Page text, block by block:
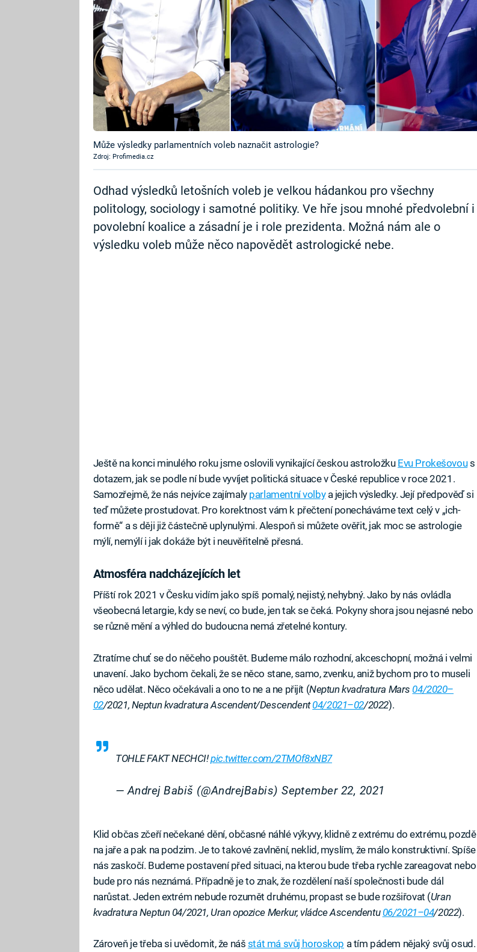
Může výsledky parlamentních voleb naznačit astrologie?
Zdroj: Profimedia.cz
Odhad výsledků letošních voleb je velkou hádankou pro všechny
politology, sociology i samotné politiky. Ve hře jsou mnohé předvolební i
povolební koalice a zásadní je i role prezidenta. Možná nám ale o
výsledku voleb může něco napovědět astrologické nebe.
Ještě na konci minulého roku jsme oslovili vynikající českou astroložku Evu Prokešovous
dotazem, jak se podle ní bude vyvíjet politická situace v České republice v roce 2021.
Samozřejmě, že nás nejvíce zajímaly parlamentní volbya jejich výsledky. Její předpověď si
teď můžete prostudovat. Pro korektnost vám k přečtení ponecháváme text celý v „ich-
formě“ a s ději již částečně uplynulými. Alespoň si můžete ověřit, jak moc se astrologie
mýlí, nemýlí i jak dokáže být i neuvěřitelně přesná.
Atmosféra nadcházejících let
Příští rok 2021 v Česku vidím jako spíš pomalý, nejistý, nehybný. Jako by nás ovládla
všeobecná letargie, kdy se neví, co bude, jen tak se čeká. Pokyny shora jsou nejasné nebo
se různě mění a výhled do budoucna nemá zřetelné kontury.
Ztratíme chuť se do něčeho pouštět. Budeme málo rozhodní, akceschopní, možná i velmi
unavení. Jako bychom čekali, že se něco stane, samo, zvenku, aniž bychom pro to museli
něco udělat. Něco očekávali a ono to ne a ne přijít (Neptun kvadratura Mars 04/2020–
02/2021, Neptun kvadratura Ascendent/Descendent04/2021–02/2022).
TOHLE FAKT NECHCI!pic.twitter.com/2TMOf8xNB7
— Andrej Babiš (@AndrejBabis)September 22, 2021
Klid občas zčeří nečekané dění, občasné náhlé výkyvy, klidně z extrému do extrému, pozdě
na jaře a pak na podzim. Je to takové zavlnění, neklid, myslím, že málo konstruktivní. Spíše
nás zaskočí. Budeme postavení před situaci, na kterou bude třeba rychle zareagovat nebo
bude pro nás neznámá. Případně je to znak, že rozdělení naší společnosti bude dál
narůstat. Jeden extrém nebude rozumět druhému, propast se bude rozšiřovat (Uran
kvadratura Neptun 04/2021, Uran opozice Merkur, vládce Ascendentu 06/2021–04/2022).
Zároveň je třeba si uvědomit, že náš stát má svůj horoskop a tím pádem nějaký svůj osud.